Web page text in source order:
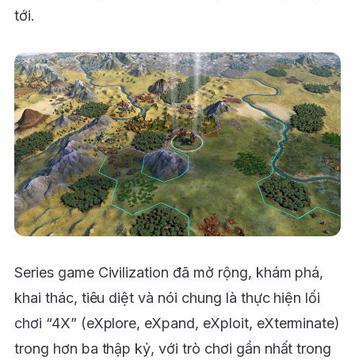
tới.
Series game Civilization đã mở rộng, khám phá,
khai thác, tiêu diệt và nói chung là thực hiện lối
chơi “4X” (eXplore, eXpand, eXploit, eXterminate)
trong hơn ba thập kỷ, với trò chơi gần nhất trong